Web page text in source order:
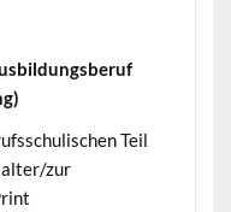
Teil
zur